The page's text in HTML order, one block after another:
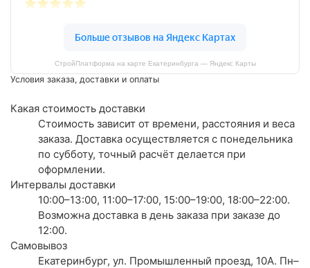
СтройПлатформа на карте Екатеринбурга — Яндекс Карты
Условия заказа, доставки и оплаты
Какая стоимость доставки
Стоимость зависит от времени, расстояния и веса
заказа. Доставка осуществляется с понедельника
по субботу, точный расчёт делается при
оформлении.
Интервалы доставки
10:00–13:00, 11:00–17:00, 15:00–19:00, 18:00–22:00.
Возможна доставка в день заказа при заказе до
12:00.
Самовывоз
Екатеринбург, ул. Промышленный проезд, 10А. Пн–